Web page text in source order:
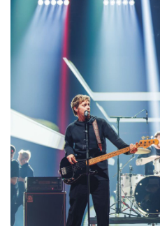
ресівери/
ЦАПи
та
та